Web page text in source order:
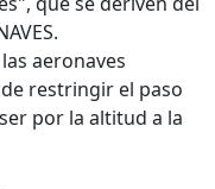
aeronaves
restringir el paso
por la altitud a la